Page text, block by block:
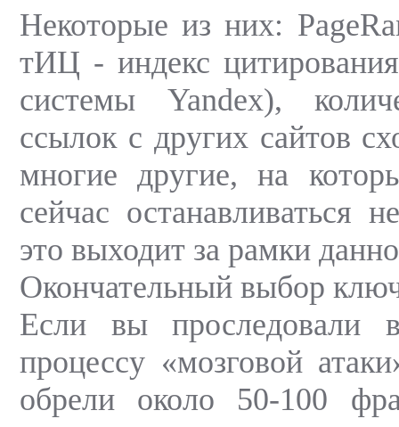
Некоторые из них:
тИЦ - индекс
системы Yandex),
ссылок с других сайтов
многие другие, на
сейчас останавливаться
это выходит за рамки
Окончательный выбор
Если вы проследовали
процессу «мозговой
обрели около 50-100